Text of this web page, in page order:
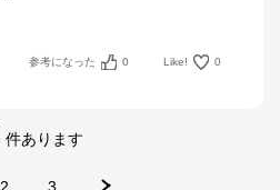
参考になった 0 Like! 0
件あります